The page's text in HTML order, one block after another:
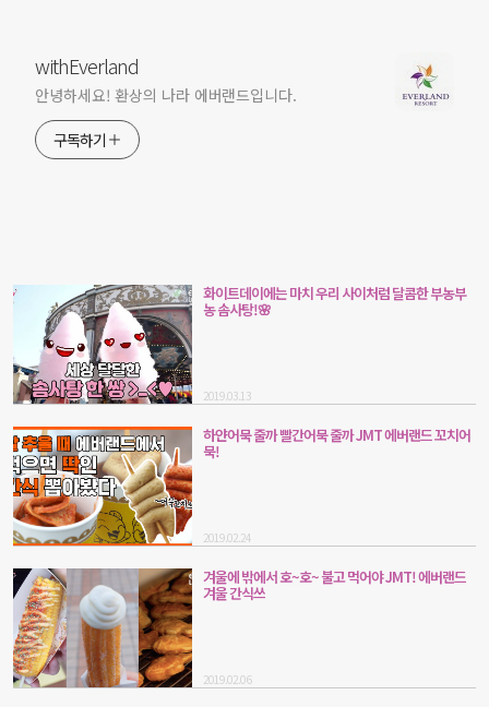
withEverland
안녕하세요! 환상의 나라 에버랜드입니다.
구독하기
화이트데이에는 마치 우리 사이처럼 달콤한 부농부
농 솜사탕!🌸
2019.03.13
하얀어묵 줄까 빨간어묵 줄까 JMT 에버랜드 꼬치어
묵!
2019.02.24
겨울에 밖에서 호~호~ 불고 먹어야 JMT! 에버랜드
겨울 간식쓰
2019.02.06